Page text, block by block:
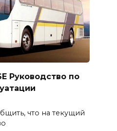
Руководство по
что на текущий